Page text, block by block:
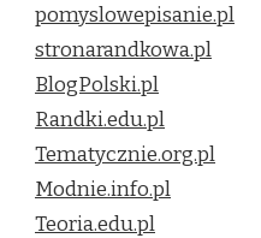
pomyslowepisanie.pl
stronarandkowa.pl
BlogPolski.pl
Randki.edu.pl
Tematycznie.org.pl
Modnie.info.pl
Teoria.edu.pl